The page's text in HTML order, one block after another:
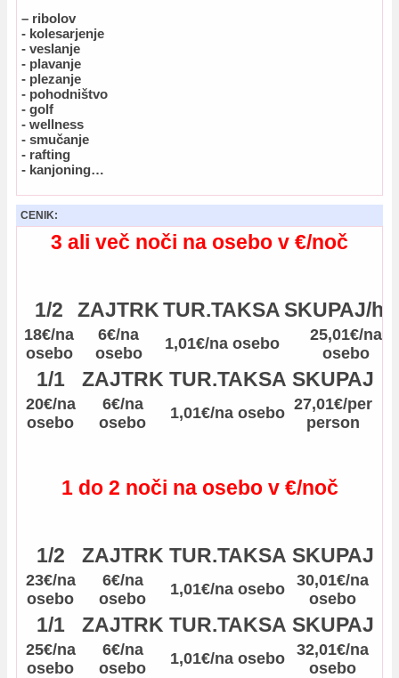
– ribolov
- kolesarjenje
- veslanje
- plavanje
- plezanje
- pohodništvo
- golf
- wellness
- smučanje
- rafting
- kanjoning…
CENIK:
3 ali več noči na osebo v €/noč
1/2 ZAJTRK TUR.TAKSA SKUPAJ/
18€/na
osebo
6€/na
osebo
1,01€/na osebo
25,01€/na
osebo
1/1 ZAJTRK TUR.TAKSA SKUPAJ
20€/na
osebo
6€/na
osebo
1,01€/na osebo 27,01€/per
person
1 do 2 noči na osebo v €/noč
1/2 ZAJTRK TUR.TAKSA SKUPAJ
23€/na
osebo
6€/na
osebo
1,01€/na osebo
30,01€/na
osebo
1/1 ZAJTRK TUR.TAKSA SKUPAJ
25€/na
osebo
6€/na
osebo
1,01€/na osebo
32,01€/na
osebo